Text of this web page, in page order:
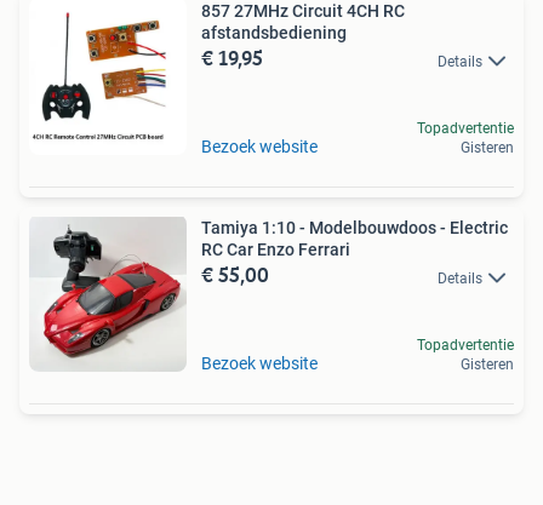
857 27MHz Circuit 4CH RC
afstandsbediening
€ 19,95 Details
Bezoek website
Topadvertentie
Gisteren
Tamiya 1:10 - Modelbouwdoos - Electric
RC Car Enzo Ferrari
€ 55,00 Details
Bezoek website
Topadvertentie
Gisteren